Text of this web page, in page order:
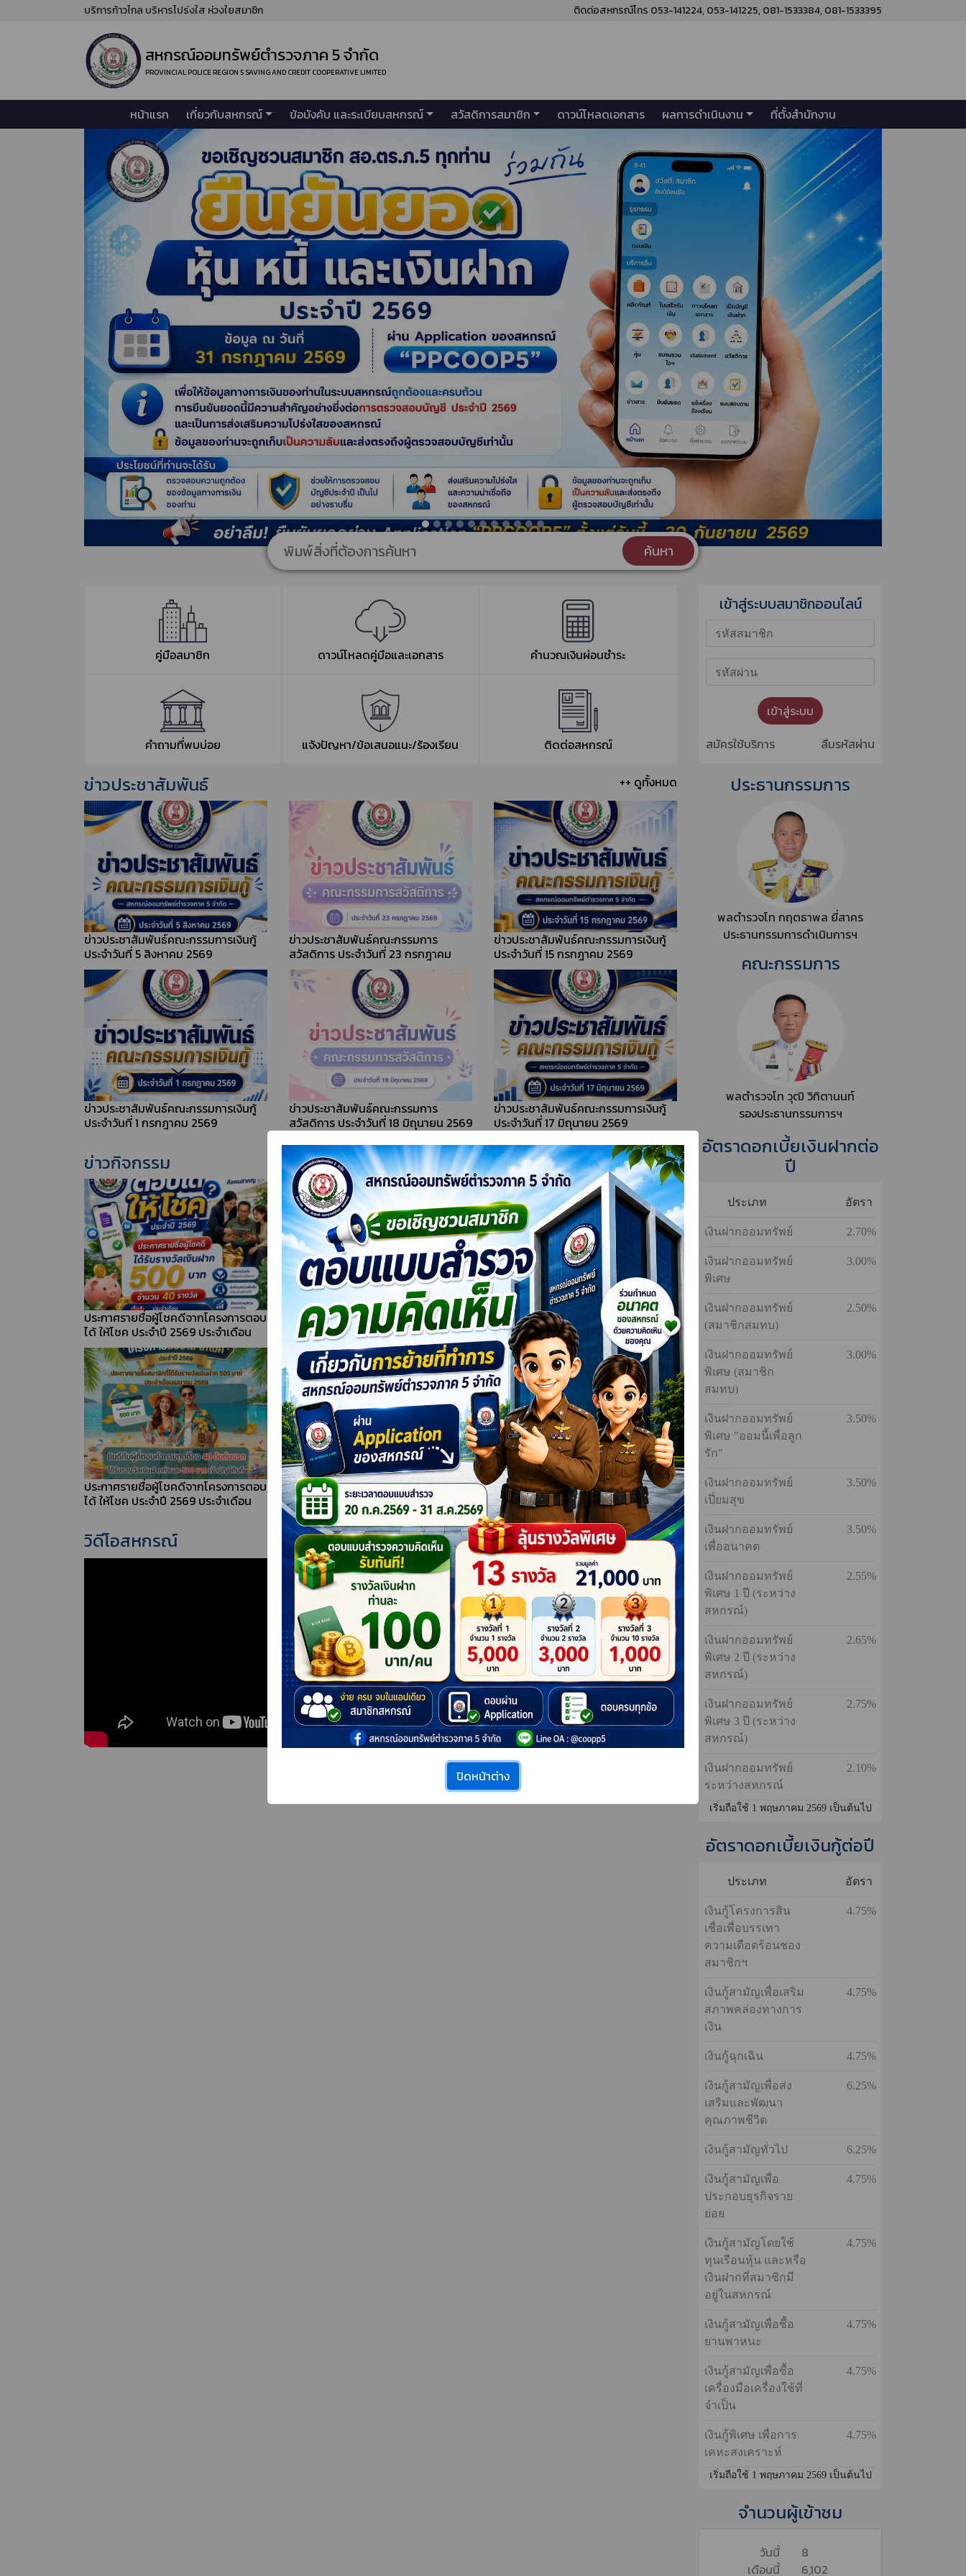
บริการก้าวไกล บริหารโปร่งใส ห่วงใยสมาชิก ติดต่อสหกรณ์โทร 053-141224, 053-141225, 081-1533384, 081-1533395
สหกรณ์ออมทรัพย์ตำรวจภาค 5 จำกัด
PROVINCIAL POLICE REGION 5 SAVING AND CREDIT COOPERATIVE LIMITED
หน้าแรก เกี่ยวกับสหกรณ์ ข้อบังคับ และระเบียบสหกรณ์ สวัสดิการสมาชิก ดาวน์โหลดเอกสาร ผลการดำเนินงาน ที่ตั้งสำนักงาน
คำถามที่พบบ่อย แจ้งปัญหา/ข้อเสนอแนะ/ร้องเรียน ติดต่อสหกรณ์
เข้าสู่ระบบสมาชิกออนไลน์
เข้าสู่ระบบ
สมัครใช้บริการ
ลืมรหัสผ่าน
ข่าวประชาสัมพันธ์ ++ ดูทั้งหมด
ข่าวประชาสัมพันธ์คณะกรรมการเงินกู้
ประจำวันที่ 5 สิงหาคม 2569
ข่าวประชาสัมพันธ์คณะกรรมการ
สวัสดิการ ประจำวันที่ 23 กรกฎาคม
2569
ข่าวประชาสัมพันธ์คณะกรรมการเงินกู้
ประจำวันที่ 15 กรกฎาคม 2569
ข่าวประชาสัมพันธ์คณะกรรมการเงินกู้
ประจำวันที่ 1 กรกฎาคม 2569
ข่าวประชาสัมพันธ์คณะกรรมการ
สวัสดิการ ประจำวันที่ 18 มิถุนายน 2569
ข่าวประชาสัมพันธ์คณะกรรมการเงินกู้
ประจำวันที่ 17 มิถุนายน 2569
ข่าวกิจกรรม ++ ดูทั้งหมด
ประกาศรายชื่อผู้โชคดีจากโครงการตอบ
ได้ ให้โชค ประจำปี 2569 ประจำเดือน
กรกฎาคม 2569
ภาพบรรยากาศโครงการอบรมสร้าง
อาชีพเสริม เพิ่มคุณภาพชีวิตให้กับ
สมาชิกสหกรณ์ ประจำปี 2569
หลักสูตร “การประดิษฐ์ดอกไม้ไหว”
ประกาศรายชื่อผู้โชคดีจากโครงการตอบ
ได้ ให้โชค ประจำปี 2569 ประจำเดือน
พฤษภาคม 2569
ภาพบรรยากาศโครงการอบรมสร้าง
อาชีพเสริม เพิ่มคุณภาพชีวิตให้กับ
สมาชิกสหกรณ์ ประจำปี 2569
หลักสูตร “การย้อมสีธรรมชาติ”
ประกาศรายชื่อผู้โชคดีที่ได้รับเงินรางวัล
จาก "โครงการส่งเสริมการออมทรัพย์
ฉลองครบรอบ 20 ปี แห่งการก่อตั้ง
สหกรณ์ "
++ ดูทั้งหมด
สหกรณ์ออมทรัพย์ตำรวจภูธร
ภาค 5 จำกัด
ประธานกรรมการ
พลตำรวจโท กฤตธาพล ยี่สาคร
ประธานกรรมการดำเนินการฯ
คณะกรรมการ
พลตำรวจโท วุฒิ วิทิตานนท์
รองประธานกรรมการฯ
อัตราดอกเบี้ยเงินฝากต่อ
เงินฝากออมทรัพย์
เงินฝากออมทรัพย์
พิเศษ
เงินฝากออมทรัพย์
(สมาชิกสมทบ)
2.50%
พิเศษ (สมาชิก
สมทบ)
เงินฝากออมทรัพย์
พิเศษ "ออมนี้เพื่อลูก
3.50%
เงินฝากออมทรัพย์
เปี่ยมสุข
เงินฝากออมทรัพย์
เพื่ออนาคต
3.50%
พิเศษ 1 ปี (ระหว่าง
สหกรณ์)
พิเศษ 2 ปี (ระหว่าง
สหกรณ์)
พิเศษ 3 ปี (ระหว่าง
สหกรณ์)
เงินฝากออมทรัพย์
2.10%
เริ่มถือใช้ 1 พฤษภาคม 2569 เป็นต้นไป
อัตราดอกเบี้ยเงินกู้ต่อปี
ประเภท อัตรา
เงินกู้โครงการสิน
ความเดือดร้อนชอง
สมาชิกฯ
เงินกู้สามัญเพื่อเสริม
สภาพคล่องทางการ
เงินกู้ฉุกเฉิน
เงินกู้สามัญเพื่อส่ง
เสริมและพัฒนา
คุณภาพชีวิต
เงินกู้สามัญทั่วไป
เงินกู้สามัญเพื่อ
ย่อย
ทุนเรือนหุ้น และหรือ
เงินฝากที่สมาชิกมี
อยู่ในสหกรณ์
เงินกู้สามัญเพื่อซื้อ
ยานพาหนะ
4.75%
เครื่องมือเครื่องใช้ที่
เงินกู้พิเศษ เพื่อการ
เคหะสงเคราะห์
ปิดหน้าต่าง